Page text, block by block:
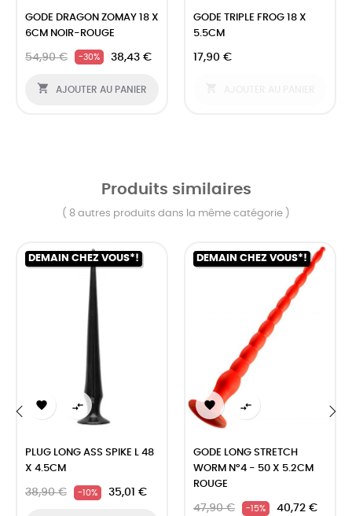
GODE DRAGON ZOMAY 18 X
6CM NOIR-ROUGE
54,90 € -30% 38,43 €
 AJOUTER AU PANIER
GODE TRIPLE FROG 18 X
5.5CM
17,90 €
Produits similaires
( 8 autres produits dans la même catégorie )
DEMAIN CHEZ VOUS*!
 
PLUG LONG ASS SPIKE L 48
X 4.5CM
38,90 € -10% 35,01 €
DEMAIN CHEZ VOUS*!
 
GODE LONG STRETCH
WORM N°4 - 50 X 5.2CM
ROUGE
47,90 € -15% 40,72 €